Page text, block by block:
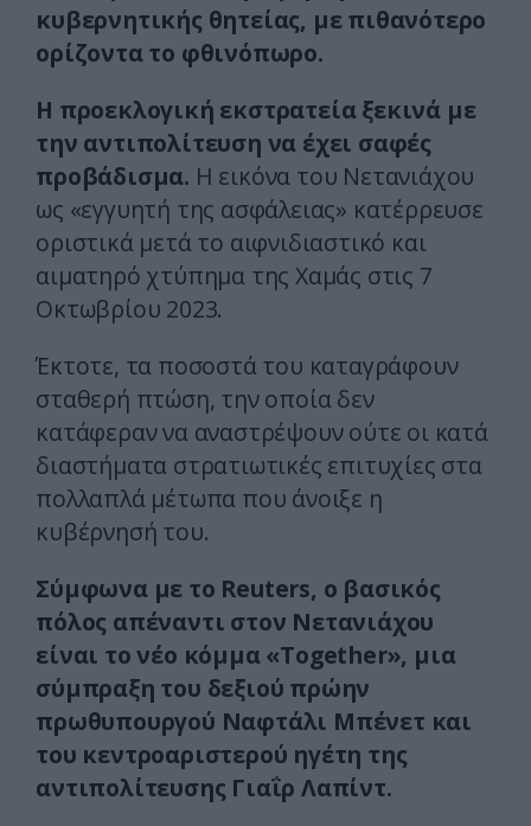
κυβερνητικής θητείας, με πιθανότερο
ορίζοντα το φθινόπωρο.
Η προεκλογική εκστρατεία ξεκινά με
την αντιπολίτευση να έχει σαφές
προβάδισμα. Η εικόνα του Νετανιάχου
ως «εγγυητή της ασφάλειας» κατέρρευσε
οριστικά μετά το αιφνιδιαστικό και
αιματηρό χτύπημα της Χαμάς στις 7
Οκτωβρίου 2023.
Έκτοτε, τα ποσοστά του καταγράφουν
σταθερή πτώση, την οποία δεν
κατάφεραν να αναστρέψουν ούτε οι κατά
διαστήματα στρατιωτικές επιτυχίες στα
πολλαπλά μέτωπα που άνοιξε η
κυβέρνησή του.
Σύμφωνα με το Reuters, ο βασικός
πόλος απέναντι στον Νετανιάχου
είναι το νέο κόμμα «Together», μια
σύμπραξη του δεξιού πρώην
πρωθυπουργού Ναφτάλι Μπένετ και
του κεντροαριστερού ηγέτη της
αντιπολίτευσης Γιαΐρ Λαπίντ.